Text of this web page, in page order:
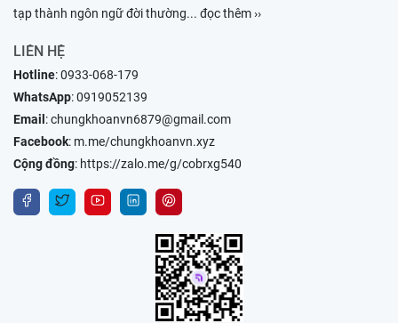
tạp thành ngôn ngữ đời thường... đọc thêm ››
LIÊN HỆ
Hotline:0933-068-179
WhatsApp:0919052139
Email :chungkhoanvn6879@gmail.com
Facebook: m.me/chungkhoanvn.xyz
Cộng đồng: https://zalo.me/g/cobrxg540